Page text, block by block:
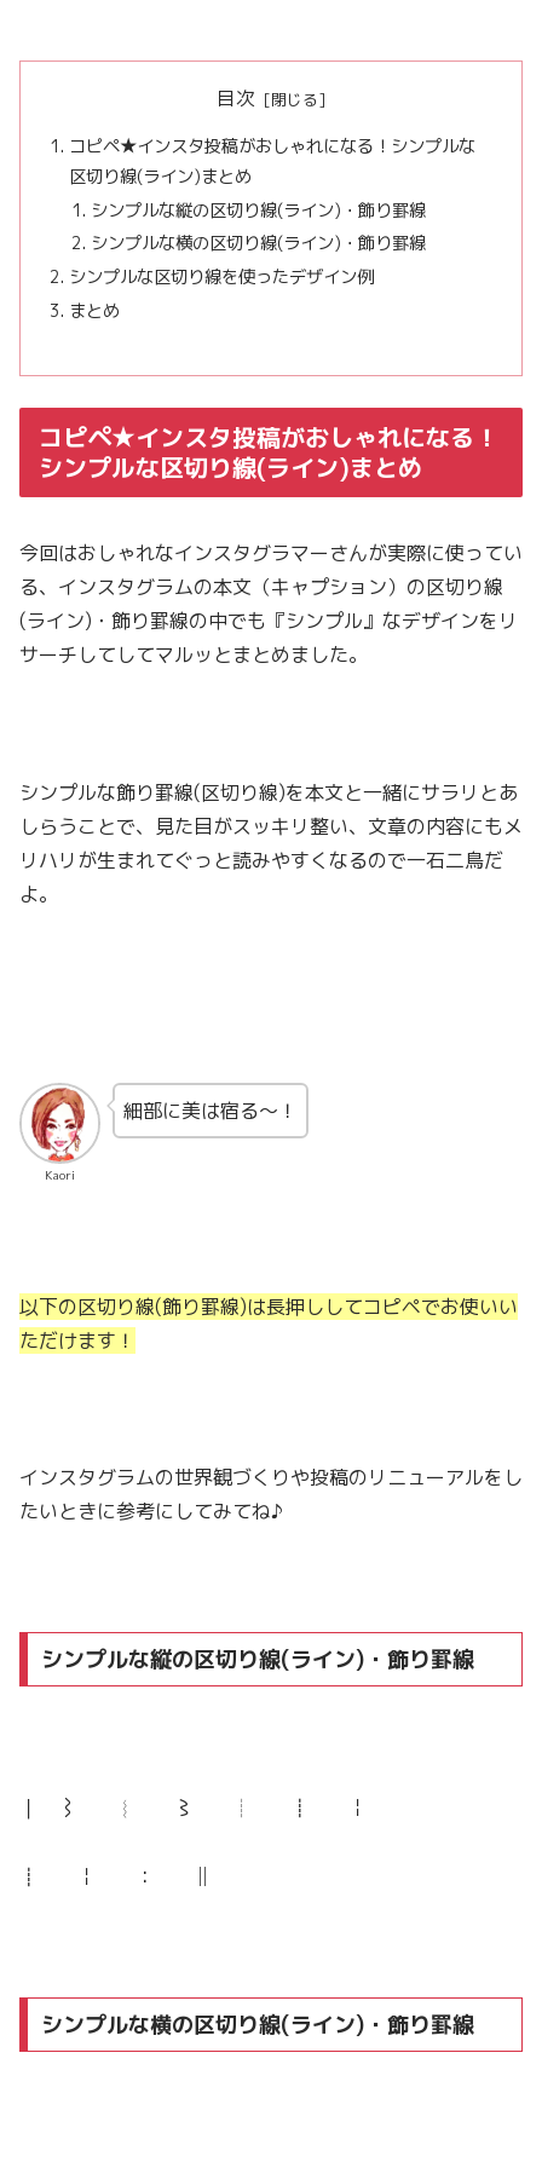
目次
コピペ★インスタ投稿がおしゃれになる！シンプルな
区切り線(ライン)まとめ
シンプルな縦の区切り線(ライン)・飾り罫線
シンプルな横の区切り線(ライン)・飾り罫線
シンプルな区切り線を使ったデザイン例
まとめ
コピペ★インスタ投稿がおしゃれになる！
シンプルな区切り線(ライン)まとめ
今回はおしゃれなインスタグラマーさんが実際に使ってい
る、インスタグラムの本文（キャプション）の区切り線
(ライン)・飾り罫線の中でも『シンプル』なデザインをリ
サーチしてしてマルッとまとめました。
シンプルな飾り罫線(区切り線)を本文と一緒にサラリとあ
しらうことで、見た目がスッキリ整い、文章の内容にもメ
リハリが生まれてぐっと読みやすくなるので一石二鳥だ
よ。
Kaori
細部に美は宿る〜！
以下の区切り線(飾り罫線)は長押ししてコピペでお使いい
ただけます！
インスタグラムの世界観づくりや投稿のリニューアルをし
たいときに参考にしてみてね♪
シンプルな縦の区切り線(ライン)・飾り罫線
｜ ⌇ ︴ 〻 ┊ ┋ ￤
┋ ￤ ： ║
シンプルな横の区切り線(ライン)・飾り罫線